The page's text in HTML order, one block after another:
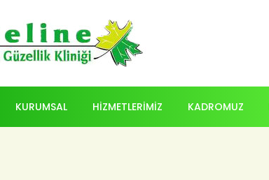
KURUMSAL HİZMETLERİMİZ KADROMUZ